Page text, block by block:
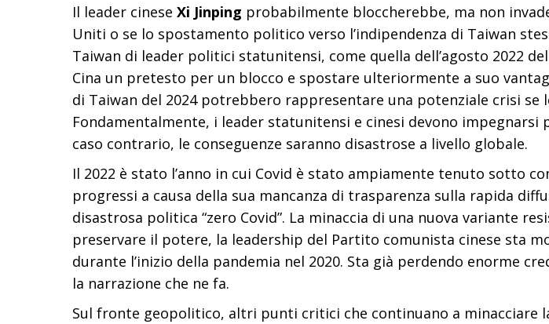
Il leader cinese Xi Jinping probabilmente bloccherebbe, ma non
Uniti o se lo spostamento politico verso l’indipendenza di Taiwan
Taiwan di leader politici statunitensi, come quella dell’agosto 2022
Cina un pretesto per un blocco e spostare ulteriormente a suo
di Taiwan del 2024 potrebbero rappresentare una potenziale crisi
Fondamentalmente, i leader statunitensi e cinesi devono
caso contrario, le conseguenze saranno disastrose a livello globale.
Il 2022 è stato l’anno in cui Covid è stato ampiamente tenuto sotto
progressi a causa della sua mancanza di trasparenza sulla rapida
disastrosa politica “zero Covid”. La minaccia di una nuova variante
preservare il potere, la leadership del Partito comunista cinese sta
durante l’inizio della pandemia nel 2020. Sta già perdendo enorme
la narrazione che ne fa.
Sul fronte geopolitico, altri punti critici che continuano a minacciare